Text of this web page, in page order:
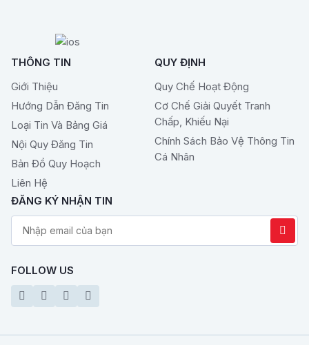
THÔNG TIN
Giới Thiệu
Hướng Dẫn Đăng Tin
Loại Tin Và Bảng Giá
Nội Quy Đăng Tin
Bản Đồ Quy Hoạch
Liên Hệ
QUY ĐỊNH
Quy Chế Hoạt Động
Cơ Chế Giải Quyết Tranh
Chấp, Khiếu Nại
Chính Sách Bảo Vệ Thông Tin
Cá Nhân
ĐĂNG KÝ NHẬN TIN
FOLLOW US